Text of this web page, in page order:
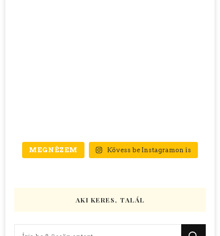
MEGNÉZEM Kövess be Instagramon is
AKI KERES, TALÁL
Keres